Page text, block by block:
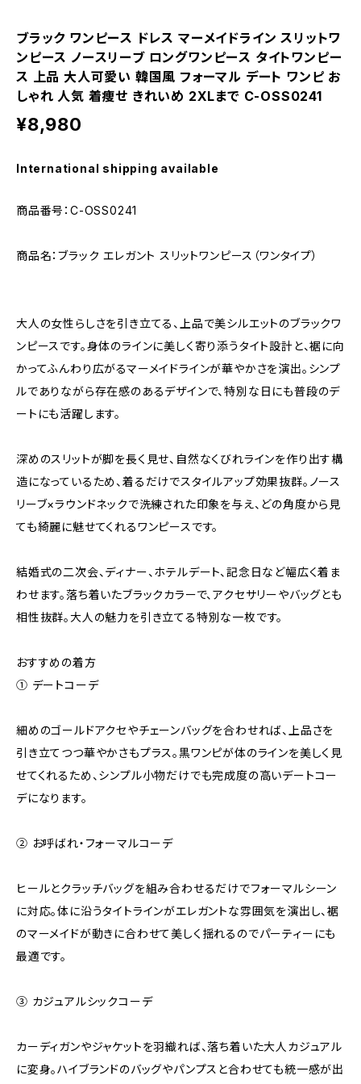
ブラック ワンピース ドレス マーメイドライン スリットワ
ンピース ノースリーブ ロングワンピース タイトワンピー
ス 上品 大人可愛い 韓国風 フォーマル デート ワンピ お
しゃれ 人気 着痩せ きれいめ 2XLまで C-OSS0241
¥8,980
International shipping available
商品番号：C-OSS0241
商品名：ブラック エレガント スリットワンピース（ワンタイプ）
大人の女性らしさを引き立てる、上品で美シルエットのブラックワ
ンピースです。身体のラインに美しく寄り添うタイト設計と、裾に向
かってふんわり広がるマーメイドラインが華やかさを演出。シンプ
ルでありながら存在感のあるデザインで、特別な日にも普段のデ
ートにも活躍します。
深めのスリットが脚を長く見せ、自然なくびれラインを作り出す構
造になっているため、着るだけでスタイルアップ効果抜群。ノース
リーブ×ラウンドネックで洗練された印象を与え、どの角度から見
ても綺麗に魅せてくれるワンピースです。
結婚式の二次会、ディナー、ホテルデート、記念日など幅広く着ま
わせます。落ち着いたブラックカラーで、アクセサリーやバッグとも
相性抜群。大人の魅力を引き立てる特別な一枚です。
おすすめの着方
① デートコーデ
細めのゴールドアクセやチェーンバッグを合わせれば、上品さを
引き立てつつ華やかさもプラス。黒ワンピが体のラインを美しく見
せてくれるため、シンプル小物だけでも完成度の高いデートコー
デになります。
② お呼ばれ・フォーマルコーデ
ヒールとクラッチバッグを組み合わせるだけでフォーマルシーン
に対応。体に沿うタイトラインがエレガントな雰囲気を演出し、裾
のマーメイドが動きに合わせて美しく揺れるのでパーティーにも
最適です。
③ カジュアルシックコーデ
カーディガンやジャケットを羽織れば、落ち着いた大人カジュアル
に変身。ハイブランドのバッグやパンプスと合わせても統一感が出